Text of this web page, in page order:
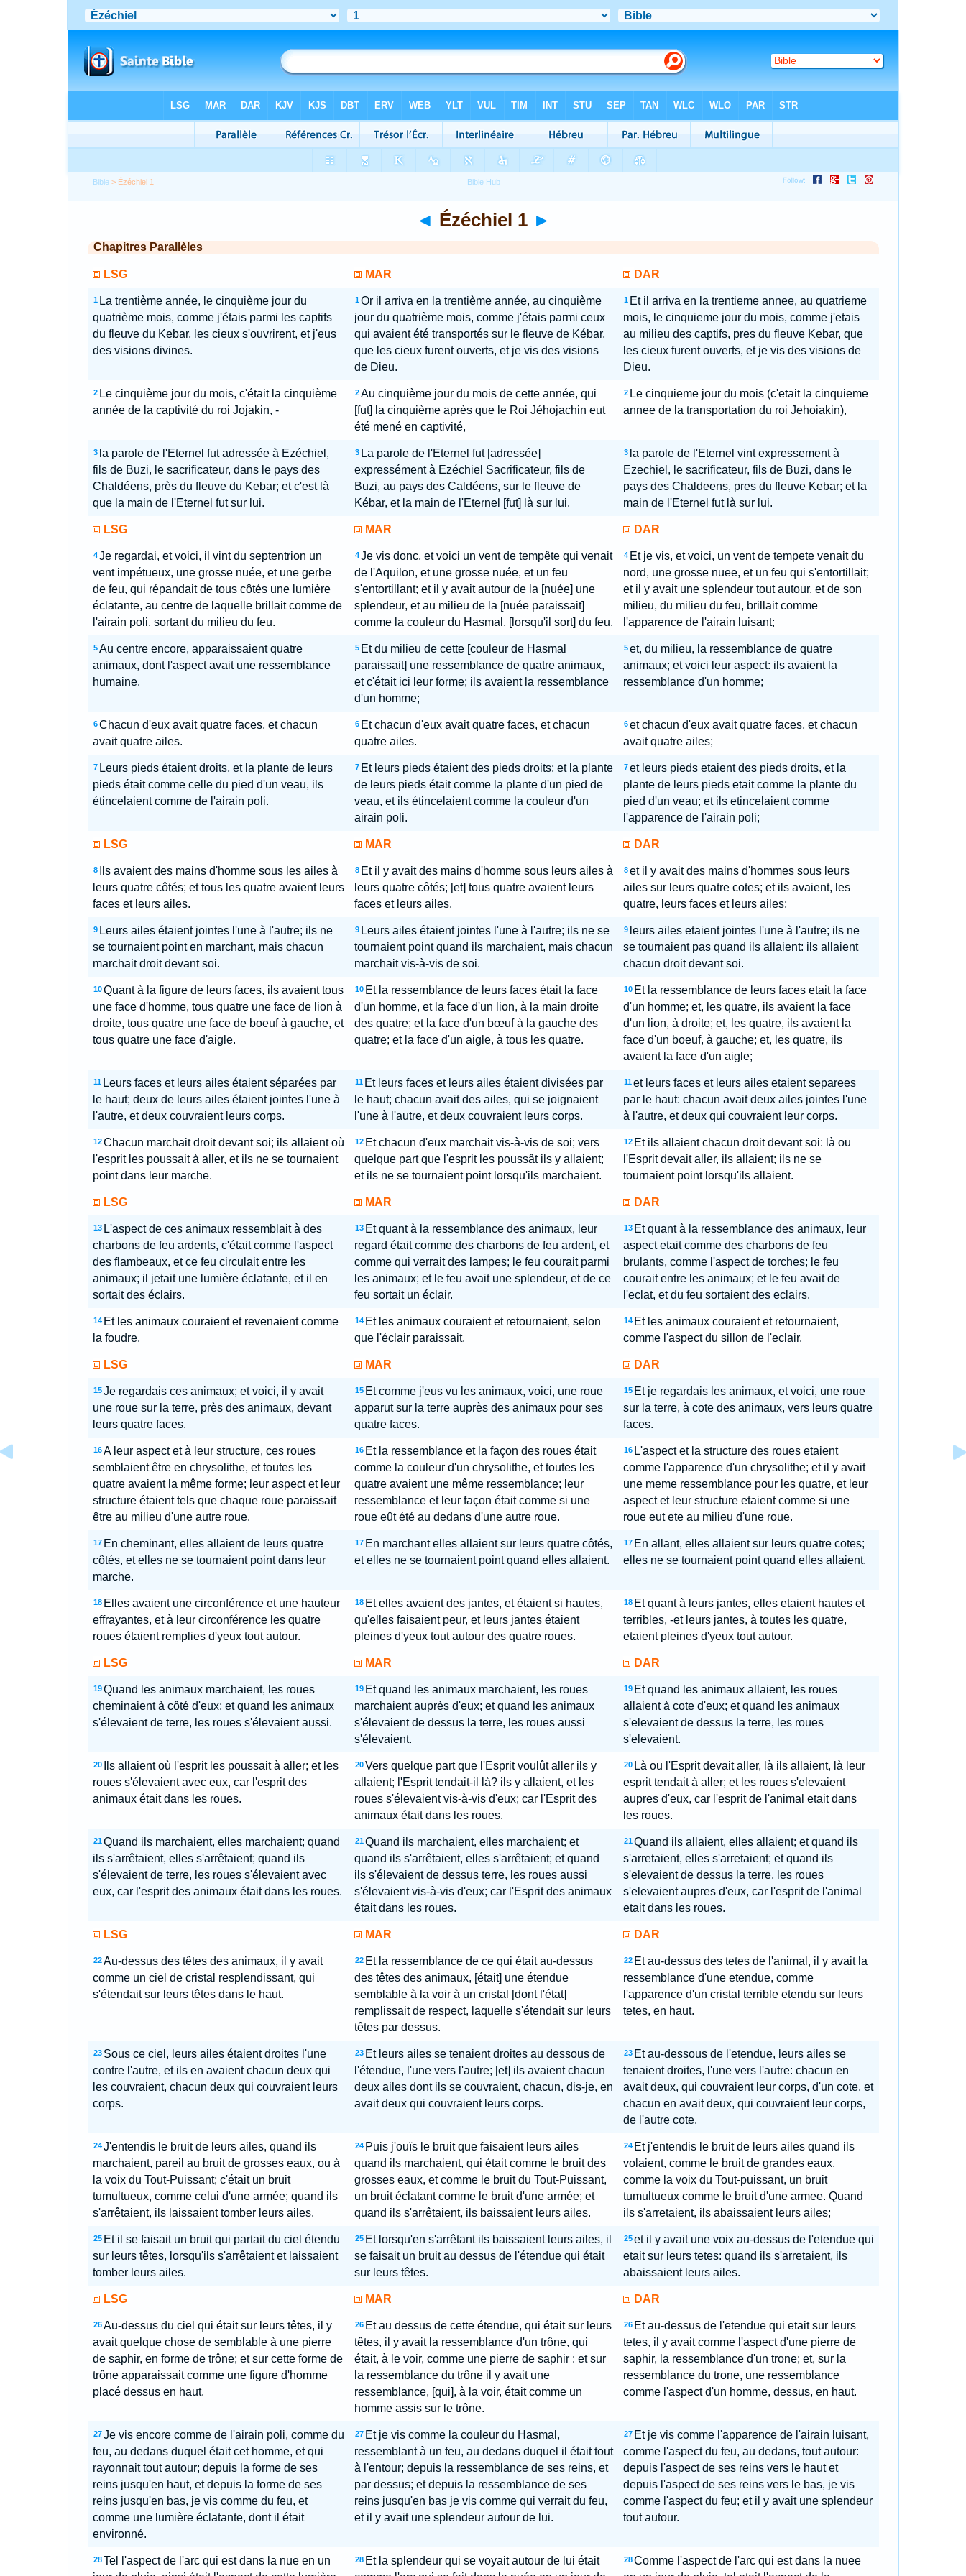
Bible > Ézéchiel 1
◄ Ézéchiel 1 ►
Chapitres Parallèles
LSG MAR DAR
1 La trentième année, le cinquième jour du
quatrième mois, comme j'étais parmi les captifs
du fleuve du Kebar, les cieux s'ouvrirent, et j'eus
des visions divines.
1 Or il arriva en la trentième année, au cinquième
jour du quatrième mois, comme j'étais parmi ceux
qui avaient été transportés sur le fleuve de Kébar,
que les cieux furent ouverts, et je vis des visions
de Dieu.
1 Et il arriva en la trentieme annee, au quatrieme
mois, le cinquieme jour du mois, comme j'etais
au milieu des captifs, pres du fleuve Kebar, que
les cieux furent ouverts, et je vis des visions de
Dieu.
2 Le cinquième jour du mois, c'était la cinquième
année de la captivité du roi Jojakin, -
2 Au cinquième jour du mois de cette année, qui
[fut] la cinquième après que le Roi Jéhojachin eut
été mené en captivité,
2 Le cinquieme jour du mois (c'etait la cinquieme
annee de la transportation du roi Jehoiakin),
3 la parole de l'Eternel fut adressée à Ezéchiel,
fils de Buzi, le sacrificateur, dans le pays des
Chaldéens, près du fleuve du Kebar; et c'est là
que la main de l'Eternel fut sur lui.
3 La parole de l'Eternel fut [adressée]
expressément à Ezéchiel Sacrificateur, fils de
Buzi, au pays des Caldéens, sur le fleuve de
Kébar, et la main de l'Eternel [fut] là sur lui.
3 la parole de l'Eternel vint expressement à
Ezechiel, le sacrificateur, fils de Buzi, dans le
pays des Chaldeens, pres du fleuve Kebar; et la
main de l'Eternel fut là sur lui.
LSG MAR DAR
4 Je regardai, et voici, il vint du septentrion un
vent impétueux, une grosse nuée, et une gerbe
de feu, qui répandait de tous côtés une lumière
éclatante, au centre de laquelle brillait comme de
l'airain poli, sortant du milieu du feu.
4 Je vis donc, et voici un vent de tempête qui venait
de l'Aquilon, et une grosse nuée, et un feu
s'entortillant; et il y avait autour de la [nuée] une
splendeur, et au milieu de la [nuée paraissait]
comme la couleur du Hasmal, [lorsqu'il sort] du feu.
4 Et je vis, et voici, un vent de tempete venait du
nord, une grosse nuee, et un feu qui s'entortillait;
et il y avait une splendeur tout autour, et de son
milieu, du milieu du feu, brillait comme
l'apparence de l'airain luisant;
5 Au centre encore, apparaissaient quatre
animaux, dont l'aspect avait une ressemblance
humaine.
5 Et du milieu de cette [couleur de Hasmal
paraissait] une ressemblance de quatre animaux,
et c'était ici leur forme; ils avaient la ressemblance
d'un homme;
5 et, du milieu, la ressemblance de quatre
animaux; et voici leur aspect: ils avaient la
ressemblance d'un homme;
6 Chacun d'eux avait quatre faces, et chacun
avait quatre ailes.
6 Et chacun d'eux avait quatre faces, et chacun
quatre ailes.
6 et chacun d'eux avait quatre faces, et chacun
avait quatre ailes;
7 Leurs pieds étaient droits, et la plante de leurs
pieds était comme celle du pied d'un veau, ils
étincelaient comme de l'airain poli.
7 Et leurs pieds étaient des pieds droits; et la plante
de leurs pieds était comme la plante d'un pied de
veau, et ils étincelaient comme la couleur d'un
airain poli.
7 et leurs pieds etaient des pieds droits, et la
plante de leurs pieds etait comme la plante du
pied d'un veau; et ils etincelaient comme
l'apparence de l'airain poli;
LSG MAR DAR
8
Ils avaient des mains d'homme sous les ailes à
leurs quatre côtés; et tous les quatre avaient leurs
faces et leurs ailes.
8 Et il y avait des mains d'homme sous leurs ailes à
leurs quatre côtés; [et] tous quatre avaient leurs
faces et leurs ailes.
8 et il y avait des mains d'hommes sous leurs
ailes sur leurs quatre cotes; et ils avaient, les
quatre, leurs faces et leurs ailes;
9 Leurs ailes étaient jointes l'une à l'autre; ils ne
se tournaient point en marchant, mais chacun
marchait droit devant soi.
9 Leurs ailes étaient jointes l'une à l'autre; ils ne se
tournaient point quand ils marchaient, mais chacun
marchait vis-à-vis de soi.
9 leurs ailes etaient jointes l'une à l'autre; ils ne
se tournaient pas quand ils allaient: ils allaient
chacun droit devant soi.
10 Quant à la figure de leurs faces, ils avaient tous
une face d'homme, tous quatre une face de lion à
droite, tous quatre une face de boeuf à gauche, et
tous quatre une face d'aigle.
10 Et la ressemblance de leurs faces était la face
d'un homme, et la face d'un lion, à la main droite
des quatre; et la face d'un bœuf à la gauche des
quatre; et la face d'un aigle, à tous les quatre.
10 Et la ressemblance de leurs faces etait la face
d'un homme; et, les quatre, ils avaient la face
d'un lion, à droite; et, les quatre, ils avaient la
face d'un boeuf, à gauche; et, les quatre, ils
avaient la face d'un aigle;
11 Leurs faces et leurs ailes étaient séparées par
le haut; deux de leurs ailes étaient jointes l'une à
l'autre, et deux couvraient leurs corps.
11 Et leurs faces et leurs ailes étaient divisées par
le haut; chacun avait des ailes, qui se joignaient
l'une à l'autre, et deux couvraient leurs corps.
11 et leurs faces et leurs ailes etaient separees
par le haut: chacun avait deux ailes jointes l'une
à l'autre, et deux qui couvraient leur corps.
12 Chacun marchait droit devant soi; ils allaient où
l'esprit les poussait à aller, et ils ne se tournaient
point dans leur marche.
12 Et chacun d'eux marchait vis-à-vis de soi; vers
quelque part que l'esprit les poussât ils y allaient;
et ils ne se tournaient point lorsqu'ils marchaient.
12 Et ils allaient chacun droit devant soi: là ou
l'Esprit devait aller, ils allaient; ils ne se
tournaient point lorsqu'ils allaient.
LSG MAR DAR
13 L'aspect de ces animaux ressemblait à des
charbons de feu ardents, c'était comme l'aspect
des flambeaux, et ce feu circulait entre les
animaux; il jetait une lumière éclatante, et il en
sortait des éclairs.
13 Et quant à la ressemblance des animaux, leur
regard était comme des charbons de feu ardent, et
comme qui verrait des lampes; le feu courait parmi
les animaux; et le feu avait une splendeur, et de ce
feu sortait un éclair.
13 Et quant à la ressemblance des animaux, leur
aspect etait comme des charbons de feu
brulants, comme l'aspect de torches; le feu
courait entre les animaux; et le feu avait de
l'eclat, et du feu sortaient des eclairs.
14 Et les animaux couraient et revenaient comme
la foudre.
14 Et les animaux couraient et retournaient, selon
que l'éclair paraissait.
14 Et les animaux couraient et retournaient,
comme l'aspect du sillon de l'eclair.
LSG MAR DAR
15 Je regardais ces animaux; et voici, il y avait
une roue sur la terre, près des animaux, devant
leurs quatre faces.
15 Et comme j'eus vu les animaux, voici, une roue
apparut sur la terre auprès des animaux pour ses
quatre faces.
15 Et je regardais les animaux, et voici, une roue
sur la terre, à cote des animaux, vers leurs quatre
faces.
16 A leur aspect et à leur structure, ces roues
semblaient être en chrysolithe, et toutes les
quatre avaient la même forme; leur aspect et leur
structure étaient tels que chaque roue paraissait
être au milieu d'une autre roue.
16 Et la ressemblance et la façon des roues était
comme la couleur d'un chrysolithe, et toutes les
quatre avaient une même ressemblance; leur
ressemblance et leur façon était comme si une
roue eût été au dedans d'une autre roue.
16 L'aspect et la structure des roues etaient
comme l'apparence d'un chrysolithe; et il y avait
une meme ressemblance pour les quatre, et leur
aspect et leur structure etaient comme si une
roue eut ete au milieu d'une roue.
17 En cheminant, elles allaient de leurs quatre
côtés, et elles ne se tournaient point dans leur
marche.
17 En marchant elles allaient sur leurs quatre côtés,
et elles ne se tournaient point quand elles allaient.
17 En allant, elles allaient sur leurs quatre cotes;
elles ne se tournaient point quand elles allaient.
18 Elles avaient une circonférence et une hauteur
effrayantes, et à leur circonférence les quatre
roues étaient remplies d'yeux tout autour.
18 Et elles avaient des jantes, et étaient si hautes,
qu'elles faisaient peur, et leurs jantes étaient
pleines d'yeux tout autour des quatre roues.
18 Et quant à leurs jantes, elles etaient hautes et
terribles, -et leurs jantes, à toutes les quatre,
etaient pleines d'yeux tout autour.
LSG MAR DAR
19 Quand les animaux marchaient, les roues
cheminaient à côté d'eux; et quand les animaux
s'élevaient de terre, les roues s'élevaient aussi.
19 Et quand les animaux marchaient, les roues
marchaient auprès d'eux; et quand les animaux
s'élevaient de dessus la terre, les roues aussi
s'élevaient.
19 Et quand les animaux allaient, les roues
allaient à cote d'eux; et quand les animaux
s'elevaient de dessus la terre, les roues
s'elevaient.
20
Ils allaient où l'esprit les poussait à aller; et les
roues s'élevaient avec eux, car l'esprit des
animaux était dans les roues.
20 Vers quelque part que l'Esprit voulût aller ils y
allaient; l'Esprit tendait-il là? ils y allaient, et les
roues s'élevaient vis-à-vis d'eux; car l'Esprit des
animaux était dans les roues.
20 Là ou l'Esprit devait aller, là ils allaient, là leur
esprit tendait à aller; et les roues s'elevaient
aupres d'eux, car l'esprit de l'animal etait dans
les roues.
21 Quand ils marchaient, elles marchaient; quand
ils s'arrêtaient, elles s'arrêtaient; quand ils
s'élevaient de terre, les roues s'élevaient avec
eux, car l'esprit des animaux était dans les roues.
21 Quand ils marchaient, elles marchaient; et
quand ils s'arrêtaient, elles s'arrêtaient; et quand
ils s'élevaient de dessus terre, les roues aussi
s'élevaient vis-à-vis d'eux; car l'Esprit des animaux
était dans les roues.
21 Quand ils allaient, elles allaient; et quand ils
s'arretaient, elles s'arretaient; et quand ils
s'elevaient de dessus la terre, les roues
s'elevaient aupres d'eux, car l'esprit de l'animal
etait dans les roues.
LSG MAR DAR
22 Au-dessus des têtes des animaux, il y avait
comme un ciel de cristal resplendissant, qui
s'étendait sur leurs têtes dans le haut.
22 Et la ressemblance de ce qui était au-dessus
des têtes des animaux, [était] une étendue
semblable à la voir à un cristal [dont l'état]
remplissait de respect, laquelle s'étendait sur leurs
têtes par dessus.
22 Et au-dessus des tetes de l'animal, il y avait la
ressemblance d'une etendue, comme
l'apparence d'un cristal terrible etendu sur leurs
tetes, en haut.
23 Sous ce ciel, leurs ailes étaient droites l'une
contre l'autre, et ils en avaient chacun deux qui
les couvraient, chacun deux qui couvraient leurs
corps.
23 Et leurs ailes se tenaient droites au dessous de
l'étendue, l'une vers l'autre; [et] ils avaient chacun
deux ailes dont ils se couvraient, chacun, dis-je, en
avait deux qui couvraient leurs corps.
23 Et au-dessous de l'etendue, leurs ailes se
tenaient droites, l'une vers l'autre: chacun en
avait deux, qui couvraient leur corps, d'un cote, et
chacun en avait deux, qui couvraient leur corps,
de l'autre cote.
24 J'entendis le bruit de leurs ailes, quand ils
marchaient, pareil au bruit de grosses eaux, ou à
la voix du Tout-Puissant; c'était un bruit
tumultueux, comme celui d'une armée; quand ils
s'arrêtaient, ils laissaient tomber leurs ailes.
24 Puis j'ouïs le bruit que faisaient leurs ailes
quand ils marchaient, qui était comme le bruit des
grosses eaux, et comme le bruit du Tout-Puissant,
un bruit éclatant comme le bruit d'une armée; et
quand ils s'arrêtaient, ils baissaient leurs ailes.
24 Et j'entendis le bruit de leurs ailes quand ils
volaient, comme le bruit de grandes eaux,
comme la voix du Tout-puissant, un bruit
tumultueux comme le bruit d'une armee. Quand
ils s'arretaient, ils abaissaient leurs ailes;
25 Et il se faisait un bruit qui partait du ciel étendu
sur leurs têtes, lorsqu'ils s'arrêtaient et laissaient
tomber leurs ailes.
25 Et lorsqu'en s'arrêtant ils baissaient leurs ailes, il
se faisait un bruit au dessus de l'étendue qui était
sur leurs têtes.
25 et il y avait une voix au-dessus de l'etendue qui
etait sur leurs tetes: quand ils s'arretaient, ils
abaissaient leurs ailes.
LSG MAR DAR
26 Au-dessus du ciel qui était sur leurs têtes, il y
avait quelque chose de semblable à une pierre
de saphir, en forme de trône; et sur cette forme de
trône apparaissait comme une figure d'homme
placé dessus en haut.
26 Et au dessus de cette étendue, qui était sur leurs
têtes, il y avait la ressemblance d'un trône, qui
était, à le voir, comme une pierre de saphir : et sur
la ressemblance du trône il y avait une
ressemblance, [qui], à la voir, était comme un
homme assis sur le trône.
26 Et au-dessus de l'etendue qui etait sur leurs
tetes, il y avait comme l'aspect d'une pierre de
saphir, la ressemblance d'un trone; et, sur la
ressemblance du trone, une ressemblance
comme l'aspect d'un homme, dessus, en haut.
27 Je vis encore comme de l'airain poli, comme du
feu, au dedans duquel était cet homme, et qui
rayonnait tout autour; depuis la forme de ses
reins jusqu'en haut, et depuis la forme de ses
reins jusqu'en bas, je vis comme du feu, et
comme une lumière éclatante, dont il était
environné.
27 Et je vis comme la couleur du Hasmal,
ressemblant à un feu, au dedans duquel il était tout
à l'entour; depuis la ressemblance de ses reins, et
par dessus; et depuis la ressemblance de ses
reins jusqu'en bas je vis comme qui verrait du feu,
et il y avait une splendeur autour de lui.
27 Et je vis comme l'apparence de l'airain luisant,
comme l'aspect du feu, au dedans, tout autour:
depuis l'aspect de ses reins vers le haut et
depuis l'aspect de ses reins vers le bas, je vis
comme l'aspect du feu; et il y avait une splendeur
tout autour.
28 Tel l'aspect de l'arc qui est dans la nue en un
28 Et la splendeur qui se voyait autour de lui était
28 Comme l'aspect de l'arc qui est dans la nuee